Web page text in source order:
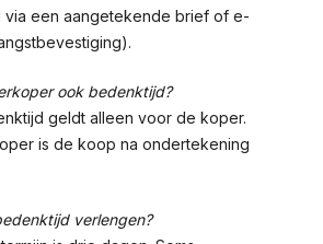
via een aangetekende brief of e-
ook bedenktijd?
geldt alleen voor de koper.
is de koop na ondertekening
verlengen?